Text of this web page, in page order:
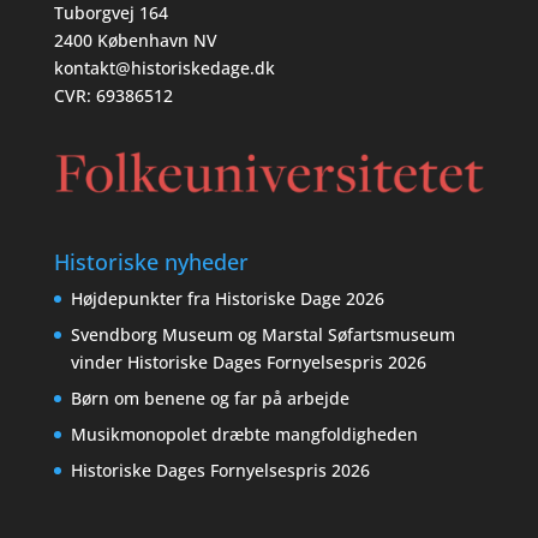
Tuborgvej 164
2400 København NV
kontakt@historiskedage.dk
CVR: 69386512
Historiske nyheder
Højdepunkter fra Historiske Dage 2026
Svendborg Museum og Marstal Søfartsmuseum
vinder Historiske Dages Fornyelsespris 2026
Børn om benene og far på arbejde
Musikmonopolet dræbte mangfoldigheden
Historiske Dages Fornyelsespris 2026